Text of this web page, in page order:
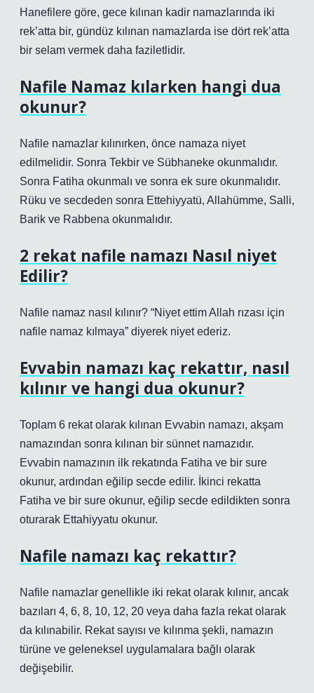
Hanefilere göre, gece kılınan kadir namazlarında iki
rek’atta bir, gündüz kılınan namazlarda ise dört rek’atta
bir selam vermek daha faziletlidir.
Nafile Namaz kılarken hangi dua
okunur?
Nafile namazlar kılınırken, önce namaza niyet
edilmelidir. Sonra Tekbir ve Sübhaneke okunmalıdır.
Sonra Fatiha okunmalı ve sonra ek sure okunmalıdır.
Rüku ve secdeden sonra Ettehiyyatü, Allahümme, Salli,
Barik ve Rabbena okunmalıdır.
2 rekat nafile namazı Nasıl niyet
Edilir?
Nafile namaz nasıl kılınır? “Niyet ettim Allah rızası için
nafile namaz kılmaya” diyerek niyet ederiz.
Evvabin namazı kaç rekattır, nasıl
kılınır ve hangi dua okunur?
Toplam 6 rekat olarak kılınan Evvabin namazı, akşam
namazından sonra kılınan bir sünnet namazıdır.
Evvabin namazının ilk rekatında Fatiha ve bir sure
okunur, ardından eğilip secde edilir. İkinci rekatta
Fatiha ve bir sure okunur, eğilip secde edildikten sonra
oturarak Ettahiyyatu okunur.
Nafile namazı kaç rekattır?
Nafile namazlar genellikle iki rekat olarak kılınır, ancak
bazıları 4, 6, 8, 10, 12, 20 veya daha fazla rekat olarak
da kılınabilir. Rekat sayısı ve kılınma şekli, namazın
türüne ve geleneksel uygulamalara bağlı olarak
değişebilir.